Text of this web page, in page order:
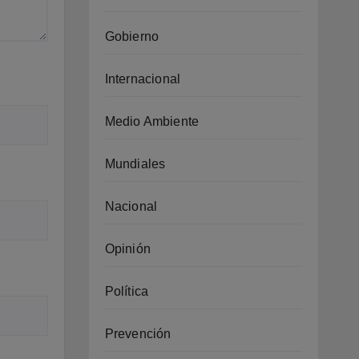
Gobierno
Internacional
Medio Ambiente
Mundiales
Nacional
Opinión
Política
Prevención